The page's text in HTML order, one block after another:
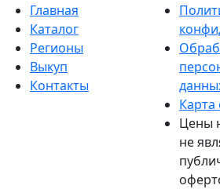
Главная
Каталог
Регионы
Выкуп
Контакты
Карта
Цены
не